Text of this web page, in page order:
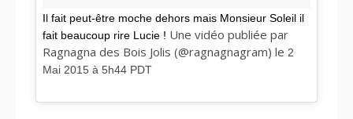
Il fait peut-être moche dehors mais Monsieur Soleil il
fait beaucoup rire Lucie ! Une vidéo publiée par
Ragnagna des Bois Jolis (@ragnagnagram) le 2
Mai 2015 à 5h44 PDT